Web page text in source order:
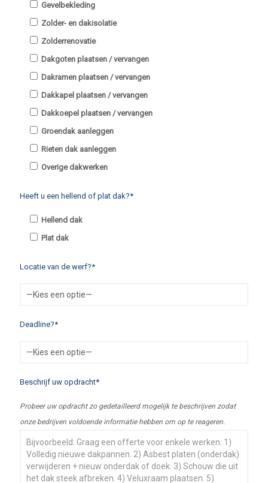
Gevelbekleding
Zolder- en dakisolatie
Zolderrenovatie
Dakgoten plaatsen / vervangen
Dakramen plaatsen / vervangen
Dakkapel plaatsen / vervangen
Dakkoepel plaatsen / vervangen
Groendak aanleggen
Rieten dak aanleggen
Overige dakwerken
Heeft u een hellend of plat dak?*
Hellend dak
Plat dak
Locatie van de werf?*
Deadline?*
Beschrijf uw opdracht*
Probeer uw opdracht zo gedetailleerd mogelijk te beschrijven zodat
onze bedrijven voldoende informatie hebben om op te reageren.